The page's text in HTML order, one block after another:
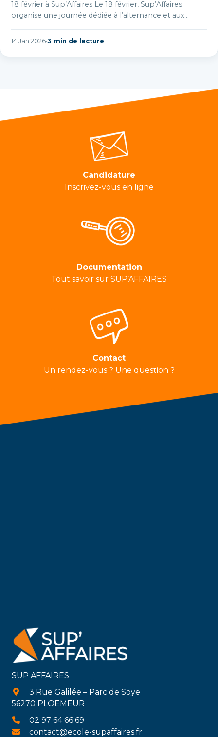
18 février à Sup’Affaires Le 18 février, Sup’Affaires
organise une journée dédiée à l’alternance et aux
14 Jan 2026·3 min de lecture
Candidature
Inscrivez-vous en ligne
Documentation
Tout savoir sur SUP’AFFAIRES
Contact
Un rendez-vous ? Une question ?
SUP AFFAIRES
3 Rue Galilée – Parc de Soye
56270 PLOEMEUR
02 97 64 66 69
contact@ecole-supaffaires.fr